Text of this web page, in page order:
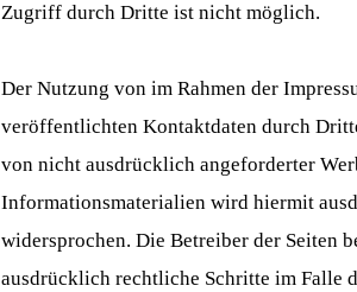
Zugriff durch Dritte ist nicht möglich.
Der Nutzung von im Rahmen der
veröffentlichten Kontaktdaten durch
von nicht ausdrücklich angeforderter
Informationsmaterialien wird hiermit
widersprochen. Die Betreiber der Seiten
ausdrücklich rechtliche Schritte im Falle